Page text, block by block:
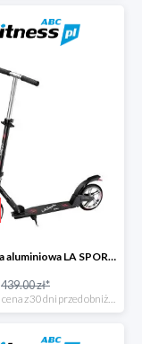
Hulajnoga aluminiowa LA SPORTS Swift -32%
439.00 zł*
*najniższa cena z 30 dni przed obniżką